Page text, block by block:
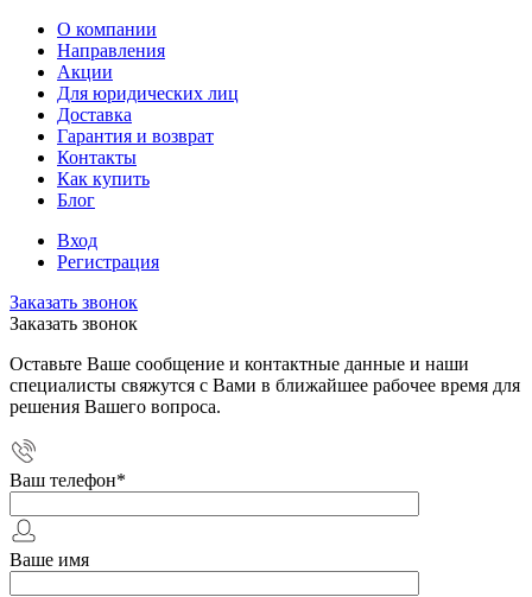
О компании
Направления
Акции
Для юридических лиц
Доставка
Гарантия и возврат
Контакты
Как купить
Блог
Вход
Регистрация
Заказать звонок
Заказать звонок
Оставьте Ваше сообщение и контактные данные и наши
специалисты свяжутся с Вами в ближайшее рабочее время для
решения Вашего вопроса.
Ваш телефон*
Ваше имя